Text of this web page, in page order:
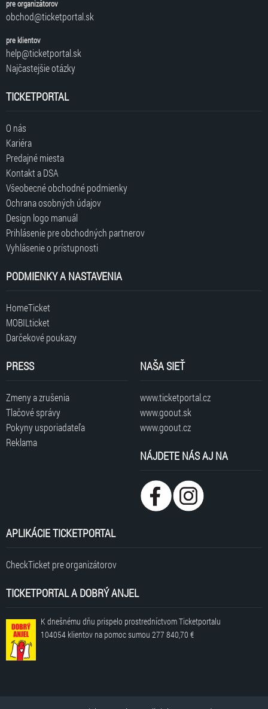
pre organizátorov
obchod@ticketportal.sk
pre klientov
help@ticketportal.sk
Najčastejšie otázky
TICKETPORTAL
O nás
Kariéra
Predajné miesta
Kontakt a DSA
Všeobecné obchodné podmienky
Ochrana osobných údajov
Design logo manuál
Prihlásenie pre obchodných partnerov
Vyhlásenie o prístupnosti
PODMIENKY A NASTAVENIA
HomeTicket
MOBILticket
Darčekové poukazy
PRESS
Zmeny a zrušenia
Tlačové správy
Pokyny usporiadateľa
Reklama
NAŠA SIEŤ
www.ticketportal.cz
www.goout.sk
www.goout.cz
NÁJDETE NÁS AJ NA
APLIKÁCIE TICKETPORTAL
CheckTicket pre organizátorov
TICKETPORTAL A DOBRÝ ANJEL
K dnešnému dňu prispelo prostredníctvom Ticketportalu
104054 klientov na pomoc sumou 277 840,70 €